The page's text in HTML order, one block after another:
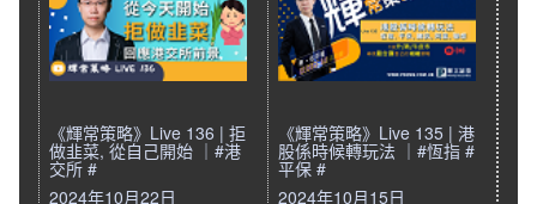
《輝常策略》Live 136 | 拒
做韭菜, 從自己開始 ｜#港
交所 #
2024年10月22日
《輝常策略》Live 135 | 港
股係時候轉玩法 ｜#恆指 #
平保 #
2024年10月15日